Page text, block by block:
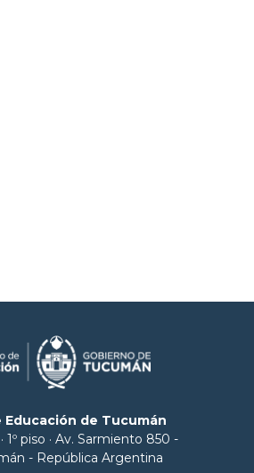
Educación de Tucumán
1º piso · Av. Sarmiento 850 -
- República Argentina